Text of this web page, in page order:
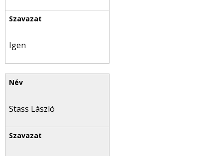
Igen
Stass László